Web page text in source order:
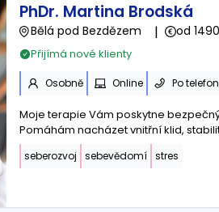
PhDr. Martina Brodská
Bělá pod Bezdězem | od
Přijímá nové klienty
Osobně Online Po
Moje terapie Vám poskytne
Pomáhám nacházet vnitřní klid,
seberozvoj sebevědomí stres